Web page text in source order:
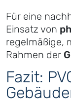
Für eine
Einsatz von
regelmäßige,
Rahmen der
Fazit: